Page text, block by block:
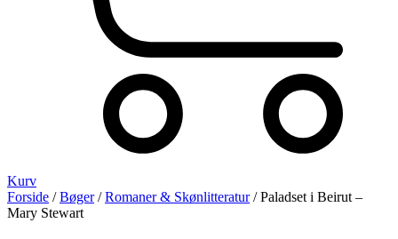
Kurv
Forside /Bøger/Romaner & Skønlitteratur/ Paladset i Beirut –
Mary Stewart